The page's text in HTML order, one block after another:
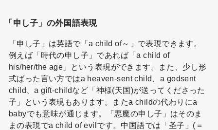
「申し子」の外国語表現
「申し子」は英語で「a child of～」で表現できます。
例えば「時代の申し子」であれば「a child of
his/her/the age」という表現ができます。また、少し形
式ばった言い方ではa heaven-sent child、a godsent
child、a gift-childなど「神様(天国)が送ってくださった
子」という表現もあります。またa childの代わりにa
babyでも意味が通じます。「悪魔の申し子」はそのま
まの表現でa child of evilです。中国語では「圣子」(＝